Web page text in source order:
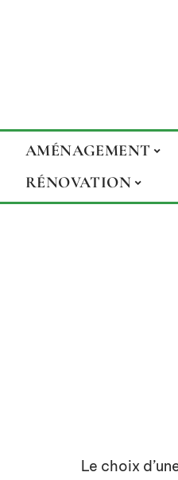
AMÉNAGEMENT
RÉNOVATION
Le choix